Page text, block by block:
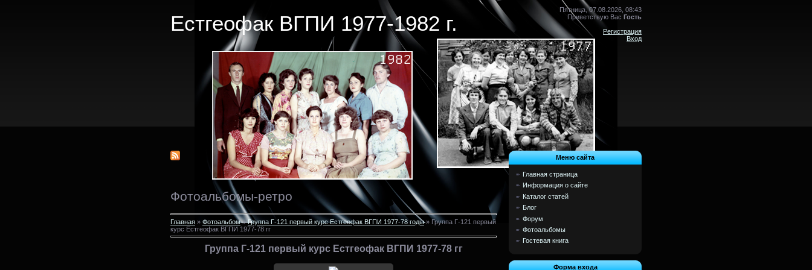
Естгеофак ВГПИ 1977-1982 г.
Пятница, 07.08.2026, 08:43
Приветствую Вас Гость
Регистрация
Вход
Фотоальбомы-ретро
Главная » Фотоальбом»Группа Г-121 первый курс Естгеофак ВГПИ 1977-78 годы» Группа Г-121 первый
курс Естгеофак ВГПИ 1977-78 гг
Группа Г-121 первый курс Естгеофак ВГПИ 1977-78 гг
Меню сайта
Главная страница
Информация о сайте
Каталог статей
Блог
Форум
Фотоальбомы
Гостевая книга
Форма входа